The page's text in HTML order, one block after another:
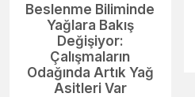
Beslenme Biliminde
Yağlara Bakış
Değişiyor:
Çalışmaların
Odağında Artık Yağ
Asitleri Var